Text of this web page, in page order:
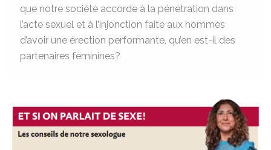
que notre société accorde à la pénétration dans
l’acte sexuel et à l’injonction faite aux hommes
d’avoir une érection performante, qu’en est-il des
partenaires féminines?
Performances
Erectiles